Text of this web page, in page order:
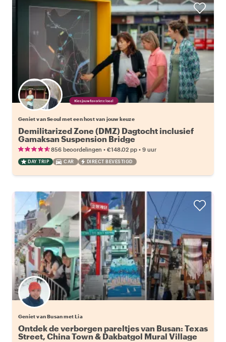
Kies jouw favoriete local
Geniet van Seoul met een host van jouw keuze
Demilitarized Zone (DMZ) Dagtocht inclusief
Gamaksan Suspension Bridge
856 beoordelingen • €148.02 pp • 9 uur
DAY TRIP CAR DIRECT BEVESTIGD
Geniet van Busan met Lia
Ontdek de verborgen pareltjes van Busan: Texas
Street, China Town & Dakbatgol Mural Village